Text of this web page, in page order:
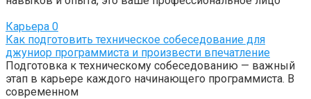
Карьера 0
Как подготовить техническое собеседование для
джуниор программиста и произвести впечатление
Подготовка к техническому собеседованию — важный
этап в карьере каждого начинающего программиста. В
современном